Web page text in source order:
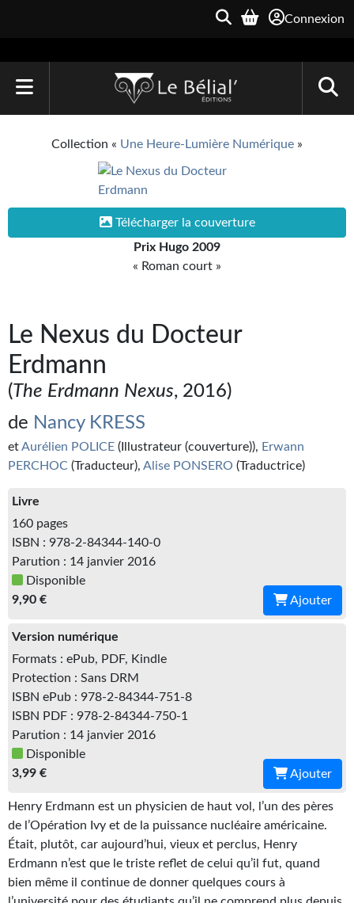
Connexion
Une Heure-Lumière
Quarante-Deux
Kvasar
Pulps
Wotan
Étoiles vives
Yellow Submarine
NUMÉRIQUE
Romans et recueils
Une Heure-Lumière
Nouvelles
Bifrost
Livres audio
Gratuit
Sans DRM
BIFROST
Tous les numéros
En numérique
S'abonner
Collection « Une Heure-Lumière Numérique »
Télécharger la couverture
Prix Hugo 2009
« Roman court »
Le Nexus du Docteur
Erdmann
(The Erdmann Nexus, 2016)
de Nancy KRESS
etAurélien POLICE (Illustrateur (couverture)), Erwann
PERCHOC (Traducteur), Alise PONSERO (Traductrice)
Livre
160 pages
ISBN : 978-2-84344-140-0
Parution : 14 janvier 2016
Disponible
9,90 €
Ajouter
Version numérique
Formats : ePub, PDF, Kindle
Protection : Sans DRM
ISBN ePub : 978-2-84344-751-8
ISBN PDF : 978-2-84344-750-1
Parution : 14 janvier 2016
Disponible
3,99 €
Ajouter
Henry Erdmann est un physicien de haut vol, l’un des pères
de l’Opération Ivy et de la puissance nucléaire américaine.
Était, plutôt, car aujourd’hui, vieux et perclus, Henry
Erdmann n’est que le triste reflet de celui qu’il fut, quand
bien même il continue de donner quelques cours à